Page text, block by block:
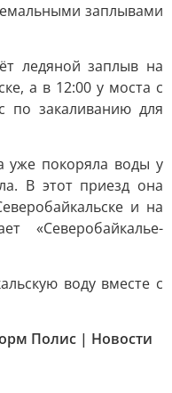
заплывами
ледяной заплыв на
а в 12:00 у моста с
по закаливанию для
уже покоряла воды у
В этот приезд она
и на
«Северобайкалье-
воду вместе с
Полис | Новости